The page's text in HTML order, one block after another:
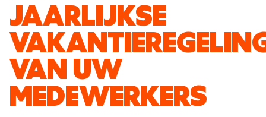
JAARLIJKSE
VAN UW
MEDEWERKERS